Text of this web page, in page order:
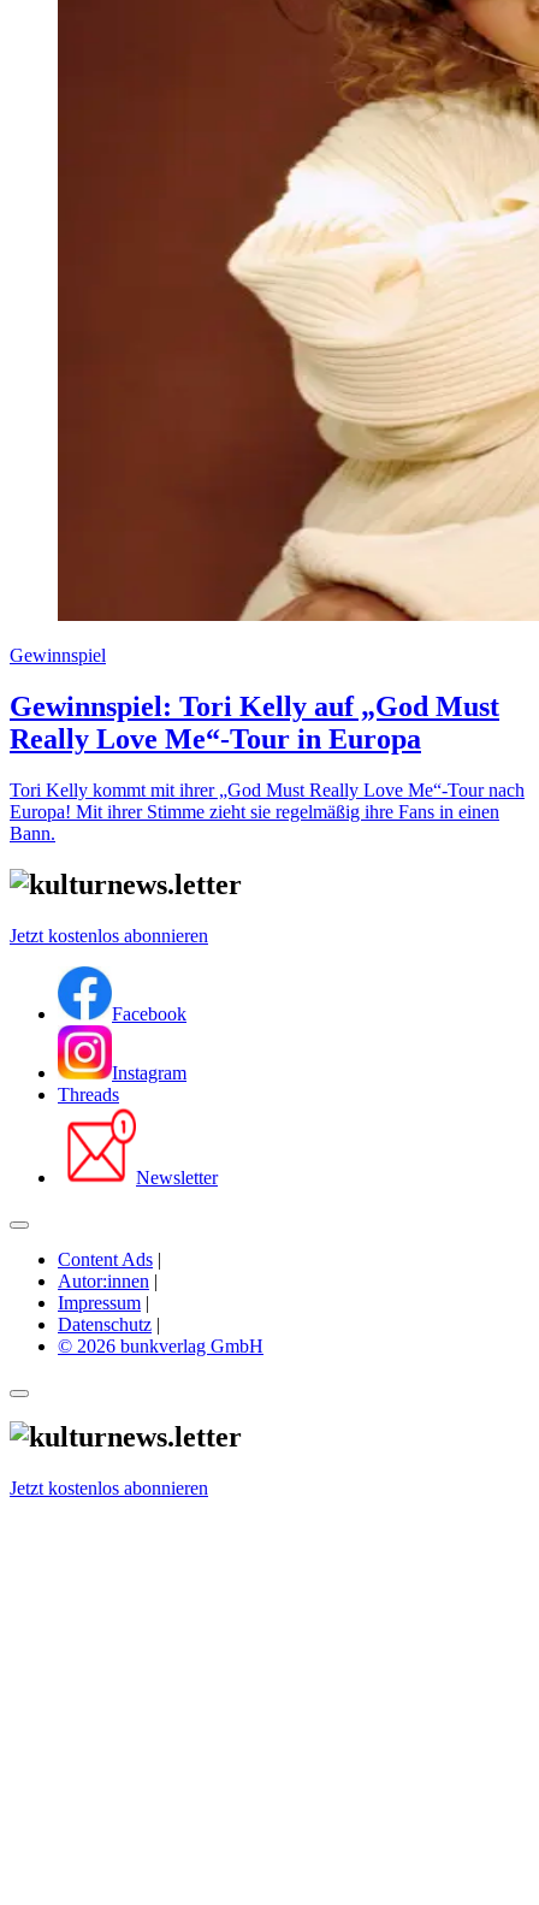
Gewinnspiel
Gewinnspiel: Tori Kelly auf „God Must
Really Love Me“-Tour in Europa
Tori Kelly kommt mit ihrer „God Must Really Love Me“-Tour nach
Europa! Mit ihrer Stimme zieht sie regelmäßig ihre Fans in einen
Bann.
Jetzt kostenlos abonnieren
Facebook
Instagram
Threads
Newsletter
Content Ads |
Autor:innen |
Impressum |
Datenschutz |
© 2026 bunkverlag GmbH
Jetzt kostenlos abonnieren